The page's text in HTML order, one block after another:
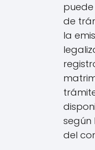
de
la
según
del